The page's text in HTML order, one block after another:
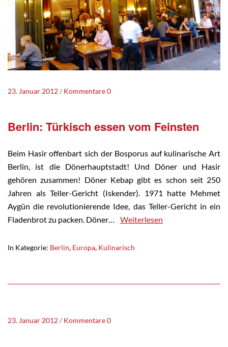
23. Januar 2012 Kommentare 0
Berlin: Türkisch essen vom Feinsten
Beim Hasir offenbart sich der Bosporus auf kulinarische Art
Berlin, ist die Dönerhauptstadt! Und Döner und Hasir
gehören zusammen! Döner Kebap gibt es schon seit 250
Jahren als Teller-Gericht (Iskender). 1971 hatte Mehmet
Aygün die revolutionierende Idee, das Teller-Gericht in ein
Fladenbrot zu packen. Döner…
Weiterlesen
In Kategorie: Berlin, Europa, Kulinarisch
23. Januar 2012 Kommentare 0